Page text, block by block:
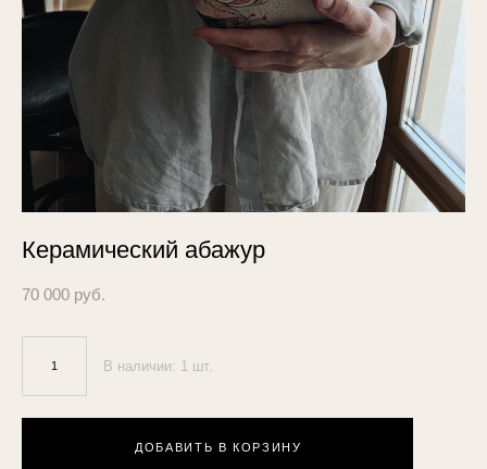
Керамический абажур
70 000 pуб.
В наличии: 1 шт.
ДОБАВИТЬ В КОРЗИНУ